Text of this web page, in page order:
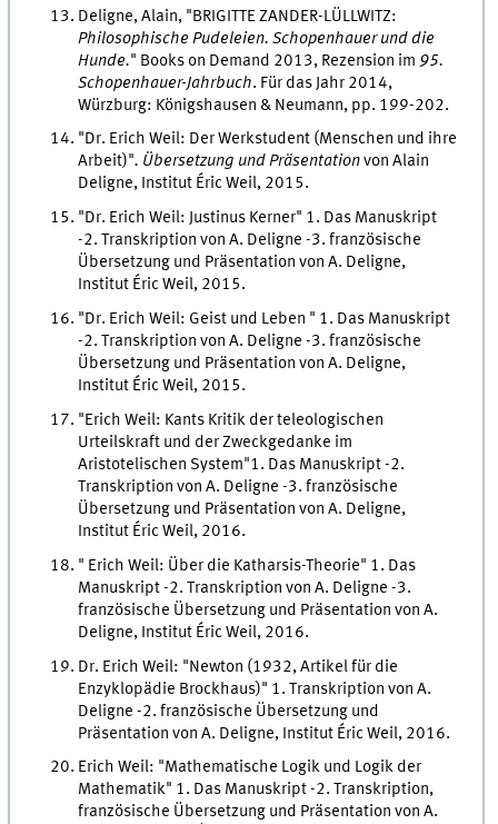
Deligne, Alain, "BRIGITTE ZANDER-LÜLLWITZ:
Philosophische Pudeleien. Schopenhauer und die
Hunde." Books on Demand 2013, Rezension im 95.
Schopenhauer-Jahrbuch. Für das Jahr 2014,
Würzburg: Königshausen & Neumann, pp. 199-202.
"Dr. Erich Weil: Der Werkstudent (Menschen und ihre
Arbeit)". Übersetzung und Präsentationvon Alain
Deligne, Institut Éric Weil, 2015.
"Dr. Erich Weil: Justinus Kerner" 1. Das Manuskript
-2. Transkription von A. Deligne -3. französische
Übersetzung und Präsentation von A. Deligne,
Institut Éric Weil, 2015.
"Dr. Erich Weil: Geist und Leben " 1. Das Manuskript
-2. Transkription von A. Deligne -3. französische
Übersetzung und Präsentation von A. Deligne,
Institut Éric Weil, 2015.
"Erich Weil: Kants Kritik der teleologischen
Urteilskraft und der Zweckgedanke im
Aristotelischen System"1. Das Manuskript -2.
Transkription von A. Deligne -3. französische
Übersetzung und Präsentation von A. Deligne,
Institut Éric Weil, 2016.
" Erich Weil: Über die Katharsis-Theorie" 1. Das
Manuskript -2. Transkription von A. Deligne -3.
französische Übersetzung und Präsentation von A.
Deligne, Institut Éric Weil, 2016.
Dr. Erich Weil: "Newton (1932, Artikel für die
Enzyklopädie Brockhaus)" 1. Transkription von A.
Deligne -2. französische Übersetzung und
Präsentation von A. Deligne, Institut Éric Weil, 2016.
Erich Weil: "Mathematische Logik und Logik der
Mathematik" 1. Das Manuskript -2. Transkription,
französische Übersetzung und Präsentation von A.